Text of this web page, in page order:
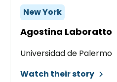
New York
Agostina Laboratto
Universidad de Palermo
Watch their story